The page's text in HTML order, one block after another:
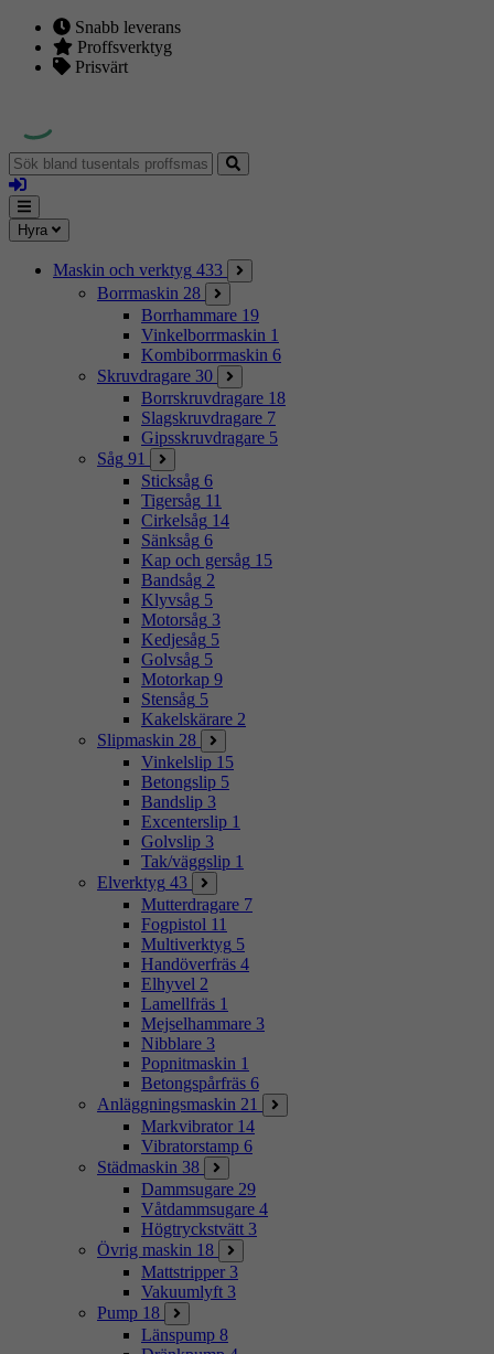
Snabb leverans
Proffsverktyg
Prisvärt
Sök
bland
tusentals
proffsmaskiner
Logga
in
Mina
sidor
Meny
Hyra
Maskin och verktyg 433
Borrmaskin 28
Borrhammare 19
Vinkelborrmaskin 1
Kombiborrmaskin 6
Skruvdragare 30
Borrskruvdragare 18
Slagskruvdragare 7
Gipsskruvdragare 5
Såg 91
Sticksåg 6
Tigersåg 11
Cirkelsåg 14
Sänksåg 6
Kap och gersåg 15
Bandsåg 2
Klyvsåg 5
Motorsåg 3
Kedjesåg 5
Golvsåg 5
Motorkap 9
Stensåg 5
Kakelskärare 2
Slipmaskin 28
Vinkelslip 15
Betongslip 5
Bandslip 3
Excenterslip 1
Golvslip 3
Tak/väggslip 1
Elverktyg 43
Mutterdragare 7
Fogpistol 11
Multiverktyg 5
Handöverfräs 4
Elhyvel 2
Lamellfräs 1
Mejselhammare 3
Nibblare 3
Popnitmaskin 1
Betongspårfräs 6
Anläggningsmaskin 21
Markvibrator 14
Vibratorstamp 6
Städmaskin 38
Dammsugare 29
Våtdammsugare 4
Högtryckstvätt 3
Övrig maskin 18
Mattstripper 3
Vakuumlyft 3
Pump 18
Länspump 8